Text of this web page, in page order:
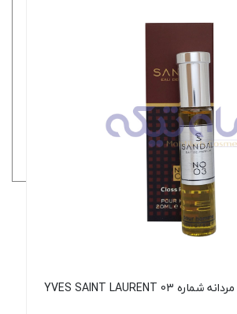
عطر جیبی صندل مردانه شماره 03 YVES SAINT LAURENT